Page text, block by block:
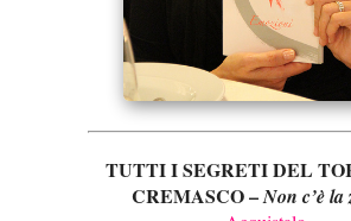
TUTTI I SEGRETI DEL
CREMASCO –Non c’è la